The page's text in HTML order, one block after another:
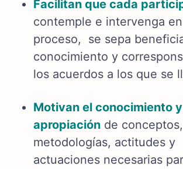
Facilitan que cada
contemple e intervenga
proceso, se sepa
conocimiento y
los acuerdos a los que se
Motivan el conocimiento
apropiación de conceptos,
metodologías, actitudes y
actuaciones necesarias